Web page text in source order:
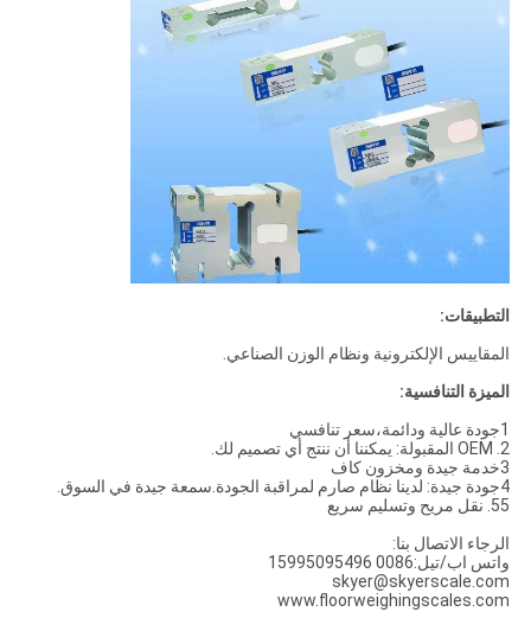
التطبيقات:
المقاييس الإلكترونية ونظام الوزن الصناعي.
الميزة التنافسية:
1جودة عالية ودائمة،سعر تنافسي
2. OEM المقبولة: يمكننا أن ننتج أي تصميم لك.
3خدمة جيدة ومخزون كاف
4جودة جيدة: لدينا نظام صارم لمراقبة الجودة.سمعة جيدة في السوق.
55. نقل مريح وتسليم سريع
الرجاء الاتصال بنا:
واتس اب/تيل:0086 15995095496
skyer@skyerscale.com
www.floorweighingscales.com